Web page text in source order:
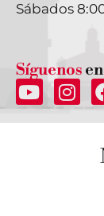
Sábados
Síguenos